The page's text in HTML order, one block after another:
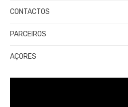
CONTACTOS
PARCEIROS
AÇORES